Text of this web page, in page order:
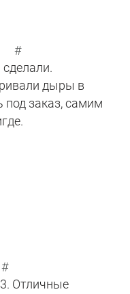
#
дыры в
под заказ, самим
#
Отличные